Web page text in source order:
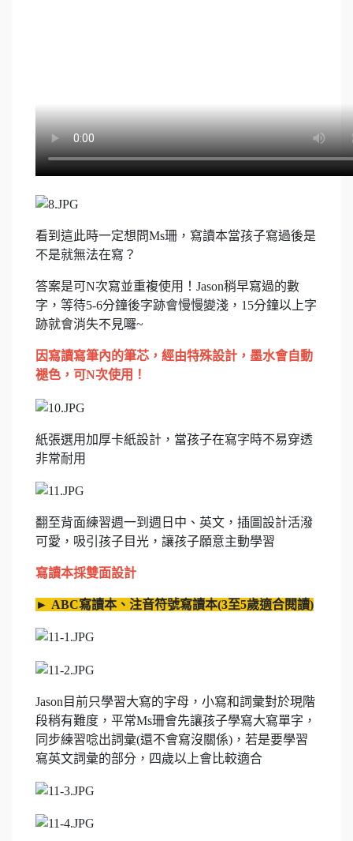
看到這此時一定想問Ms珊，寫讀本當孩子寫過後是
不是就無法在寫？
答案是可N次寫並重複使用！Jason稍早寫過的數
字，等待5-6分鐘後字跡會慢慢變淺，15分鐘以上字
跡就會消失不見囉~
因寫讀寫筆內的筆芯，經由特殊設計，墨水會自動
褪色，可N次使用！
紙張選用加厚卡紙設計，當孩子在寫字時不易穿透
非常耐用
翻至背面練習週一到週日中、英文，插圖設計活潑
可愛，吸引孩子目光，讓孩子願意主動學習
寫讀本採雙面設計
► ABC寫讀本、注音符號寫讀本(3至5歲適合閱讀)
Jason目前只學習大寫的字母，小寫和詞彙對於現階
段稍有難度，平常Ms珊會先讓孩子學寫大寫單字，
同步練習唸出詞彙(還不會寫沒關係)，若是要學習
寫英文詞彙的部分，四歲以上會比較適合